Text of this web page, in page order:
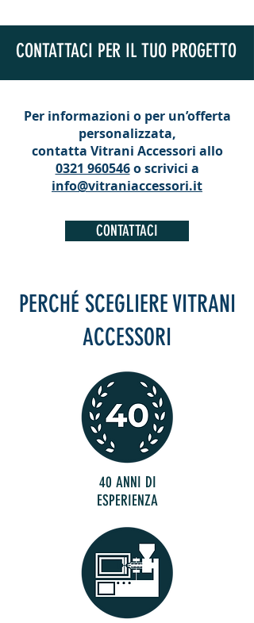
CONTATTACI PER IL TUO PROGETTO
Per informazioni o per un’offerta
personalizzata,
contatta Vitrani Accessori allo
0321 960546o scrivici a
info@vitraniaccessori.it
CONTATTACI
PERCHÉ SCEGLIERE VITRANI
ACCESSORI
40 ANNI DI
ESPERIENZA